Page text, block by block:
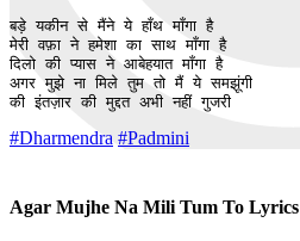
बड़े यकीन से मैंने ये हाँथ माँगा है
मेरी वफ़ा ने हमेशा का साथ माँगा है
दिलो की प्यास ने आबेहयात माँगा है
अगर मुझे ना मिले तुम तो मैं ये समझूंगी
की इंतज़ार की मुद्दत अभी नहीं गुजरी
#Dharmendra #Padmini
Agar Mujhe Na Mili Tum To Lyrics